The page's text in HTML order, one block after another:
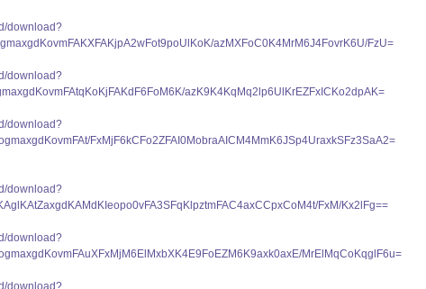
download?
azMXFoC0K4MrM6J4FovrK6U/FzU=
download?
azK9K4KqMq2lp6UlKrEZFxICKo2dpAK=
download?
FxMjF6kCFo2ZFAI0MobraAICM4MmK6JSp4UraxkSFz3SaA2=
download?
FxM/Kx2lFg==
download?
MrElMqCoKqglF6u=
download?